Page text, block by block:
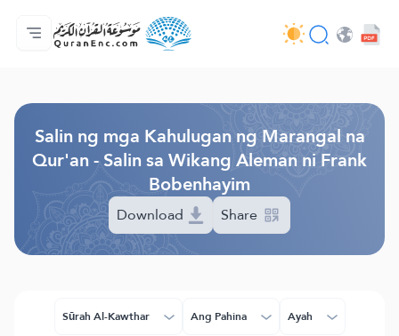
Ang Pangunahin
Indise ng mga Salin
Audio
Mga Serbisyo ng mga Developer - API
Tungkol
makipag-ugnayan sa amin
Ang Wika
Salin ng mga Kahulugan ng Marangal na
Qur'an - Salin sa Wikang Aleman ni Frank
Bobenhayim
Download Share
Sūrah Al-Kawthar Ang Pahina Ayah